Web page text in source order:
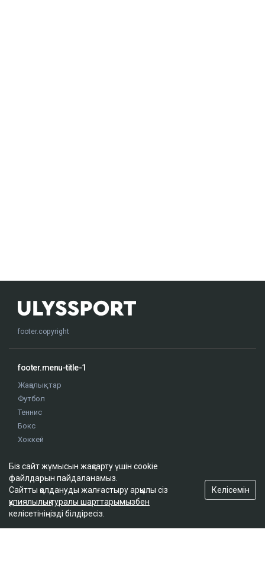
footer.copyright
footer.menu-title-1
Жаңалықтар
Футбол
Теннис
Бокс
Хоккей
Оқиғалар
Олимпиада
footer.menu-title-2
О проекте
Біз сайт жұмысын жақсарту үшін cookie
файлдарын пайдаланамыз.
Сайтты қолдануды жалғастыру арқылы сіз
құпиялылық туралы шарттарымызбен
келісетініңізді білдіресіз.
Келісемін